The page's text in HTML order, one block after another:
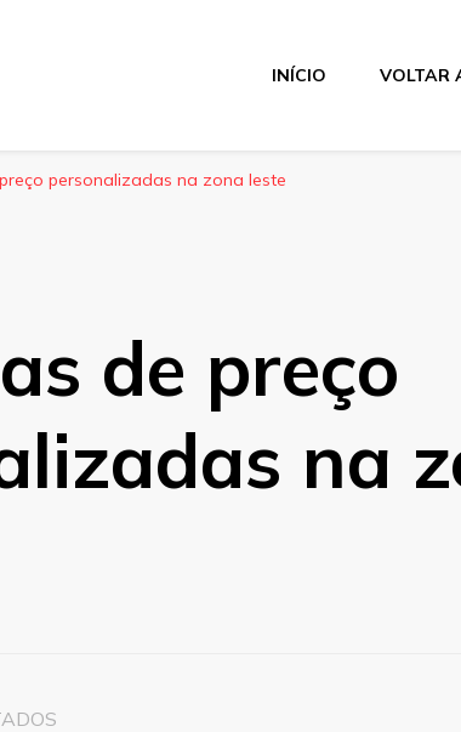
INÍCIO VOLTAR
personalizadas na zona leste
de preço
na